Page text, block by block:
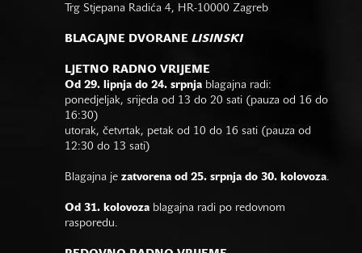
Trg Stjepana Radića 4, HR-10000 Zagreb
BLAGAJNE DVORANE LISINSKI
LJETNO RADNO VRIJEME
Od 29. lipnja do 24. srpnja blagajna radi:
ponedjeljak, srijeda od 13 do 20 sati (pauza od 16 do
16:30)
utorak, četvrtak, petak od 10 do 16 sati (pauza od
12:30 do 13 sati)
Blagajna je zatvorena od 25. srpnja do 30. kolovoza.
Od 31. kolovoza blagajna radi po redovnom
rasporedu.